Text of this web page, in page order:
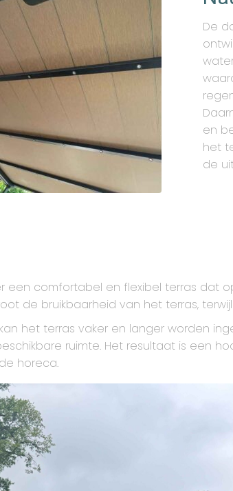
De
en
het
de
een comfortabel en flexibel terras dat
de bruikbaarheid van het terras,
het terras vaker en langer worden
ruimte. Het resultaat is een
horeca.